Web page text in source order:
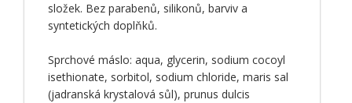
složek. Bez parabenů, silikonů, barviv a
syntetických doplňků.
Sprchové máslo: aqua, glycerin, sodium cocoyl
isethionate, sorbitol, sodium chloride, maris sal
(jadranská krystalová sůl), prunus dulcis